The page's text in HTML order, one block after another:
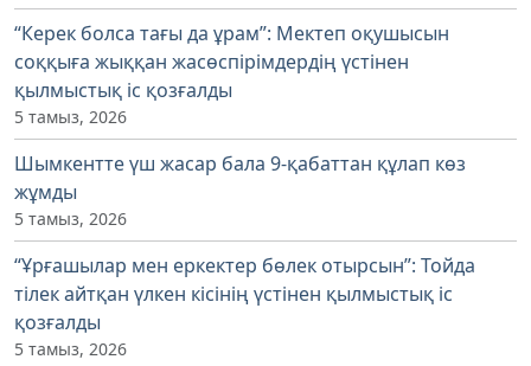
“Керек болса тағы да ұрам”: Мектеп оқушысын
соққыға жыққан жасөспірімдердің үстінен
қылмыстық іс қозғалды
5 тамыз, 2026
Шымкентте үш жасар бала 9-қабаттан құлап көз
жұмды
5 тамыз, 2026
“Ұрғашылар мен еркектер бөлек отырсын”: Тойда
тілек айтқан үлкен кісінің үстінен қылмыстық іс
қозғалды
5 тамыз, 2026